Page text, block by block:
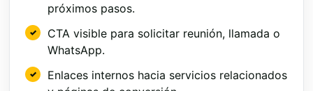
próximos pasos.
CTA visible para solicitar reunión, llamada o
WhatsApp.
Enlaces internos hacia servicios relacionados